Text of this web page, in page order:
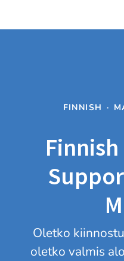
FINNISH ·
Oletko
oletko valmis